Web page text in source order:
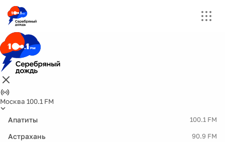
Москва 100.1 FM
Апатиты 100.1 FM
Астрахань 90.9 FM